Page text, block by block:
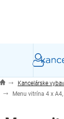
Kancelárske
Menu vitrína 4 x